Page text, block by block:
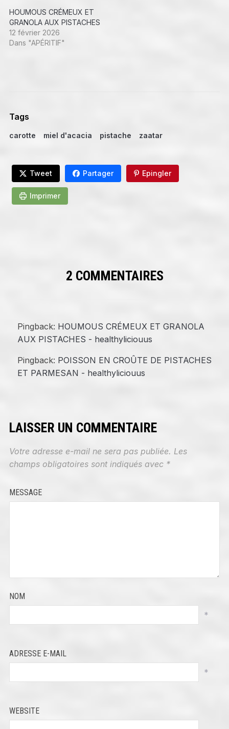
HOUMOUS CRÉMEUX ET
GRANOLA AUX PISTACHES
12 février 2026
Dans "APÉRITIF"
Tags
carotte miel d'acacia pistache zaatar
Tweet Partager Epingler
Imprimer
2 COMMENTAIRES
Pingback: HOUMOUS CRÉMEUX ET GRANOLA
AUX PISTACHES - healthyliciouus
Pingback: POISSON EN CROÛTE DE PISTACHES
ET PARMESAN - healthyliciouus
LAISSER UN COMMENTAIRE
Votre adresse e-mail ne sera pas publiée. Les
champs obligatoires sont indiqués avec *
MESSAGE
NOM
*
ADRESSE E-MAIL
*
WEBSITE